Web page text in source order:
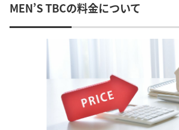
MEN’S TBCの料金について